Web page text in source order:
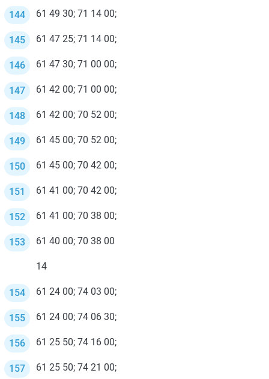
61 49 30; 71 14 00;
61 47 25; 71 14 00;
61 47 30; 71 00 00;
61 42 00; 71 00 00;
61 42 00; 70 52 00;
61 45 00; 70 52 00;
61 45 00; 70 42 00;
61 41 00; 70 42 00;
61 41 00; 70 38 00;
61 40 00; 70 38 00
14
61 24 00; 74 03 00;
61 24 00; 74 06 30;
61 25 50; 74 16 00;
61 25 50; 74 21 00;